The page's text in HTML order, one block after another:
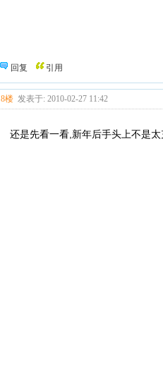
回复 引用
8楼 发表于: 2010-02-27 11:42
还是先看一看,新年后手头上不是